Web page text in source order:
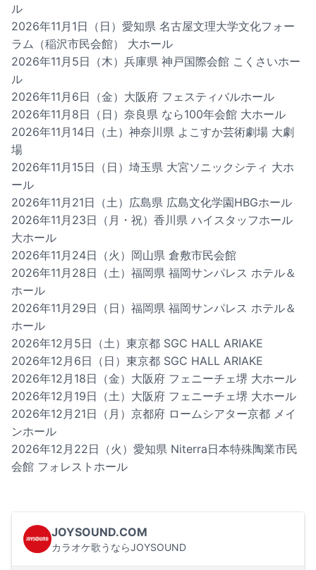
ル
2026年11月1日（日）愛知県 名古屋文理大学文化フォー
ラム（稲沢市民会館） 大ホール
2026年11月5日（木）兵庫県 神戸国際会館 こくさいホー
ル
2026年11月6日（金）大阪府 フェスティバルホール
2026年11月8日（日）奈良県 なら100年会館 大ホール
2026年11月14日（土）神奈川県 よこすか芸術劇場 大劇
場
2026年11月15日（日）埼玉県 大宮ソニックシティ 大ホ
ール
2026年11月21日（土）広島県 広島文化学園HBGホール
2026年11月23日（月・祝）香川県 ハイスタッフホール
大ホール
2026年11月24日（火）岡山県 倉敷市民会館
2026年11月28日（土）福岡県 福岡サンパレス ホテル＆
ホール
2026年11月29日（日）福岡県 福岡サンパレス ホテル＆
ホール
2026年12月5日（土）東京都 SGC HALL ARIAKE
2026年12月6日（日）東京都 SGC HALL ARIAKE
2026年12月18日（金）大阪府 フェニーチェ堺 大ホール
2026年12月19日（土）大阪府 フェニーチェ堺 大ホール
2026年12月21日（月）京都府 ロームシアター京都 メイ
ンホール
2026年12月22日（火）愛知県 Niterra日本特殊陶業市民
会館 フォレストホール
JOYSOUND.COM
カラオケ歌うならJOYSOUND